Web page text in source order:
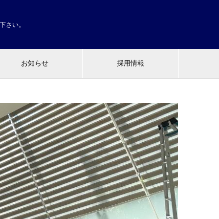
さい。
お知らせ 採用情報